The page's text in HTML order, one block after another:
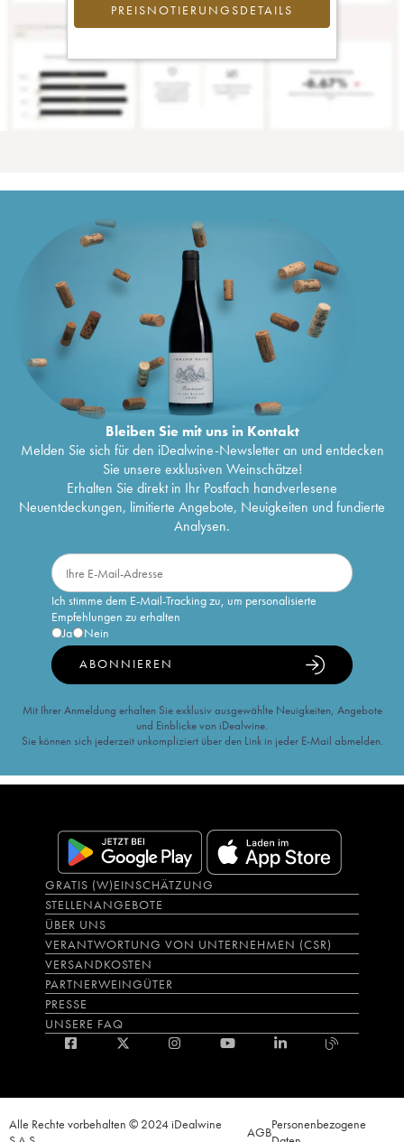
PREISNOTIERUNGSDETAILS
Bleiben Sie mit uns in Kontakt
Melden Sie sich für den iDealwine-Newsletter an und entdecken
Sie unsere exklusiven Weinschätze!
Erhalten Sie direkt in Ihr Postfach handverlesene
Neuentdeckungen, limitierte Angebote, Neuigkeiten und fundierte
Analysen.
Ich stimme dem E-Mail-Tracking zu, um personalisierte
Empfehlungen zu erhalten
Ja
Nein
ABONNIEREN
Mit Ihrer Anmeldung erhalten Sie exklusiv ausgewählte Neuigkeiten, Angebote
und Einblicke von iDealwine.
Sie können sich jederzeit unkompliziert über den Link in jeder E-Mail abmelden.
GRATIS (W)EINSCHÄTZUNG
STELLENANGEBOTE
ÜBER UNS
VERANTWORTUNG VON UNTERNEHMEN (CSR)
VERSANDKOSTEN
PARTNERWEINGÜTER
PRESSE
UNSERE FAQ
Alle Rechte vorbehalten © 2024 iDealwine
AGBPersonenbezogene